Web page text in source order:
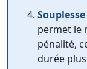
permet le
pénalité,
durée